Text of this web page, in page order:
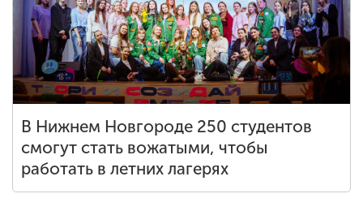
В Нижнем Новгороде 250 студентов
смогут стать вожатыми, чтобы
работать в летних лагерях